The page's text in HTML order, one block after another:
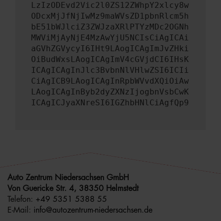
LzIzODEvd2Vic2l0ZS12ZWhpY2xlcy8w
ODcxMjJfNjIwMz9maWVsZD1pbnRlcm5h
bE51bWJlciZ3ZWJzaXRlPTYzMDc2OGNh
MWViMjAyNjE4MzAwYjU5NCIsCiAgICAi
aGVhZGVycyI6IHt9LAogICAgImJvZHki
OiBudWxsLAogICAgImV4cGVjdCI6IHsK
ICAgICAgInJlc3BvbnNlVHlwZSI6ICIi
CiAgICB9LAogICAgInRpbWVvdXQiOiAw
LAogICAgInByb2dyZXNzIjogbnVsbCwK
ICAgICJyaXNreSI6IGZhbHNlCiAgfQp9
Auto Zentrum Niedersachsen GmbH
Von Guericke Str. 4, 38350 Helmstedt
Telefon: +49 5351 5388 55
E-Mail: info@autozentrum-niedersachsen.de